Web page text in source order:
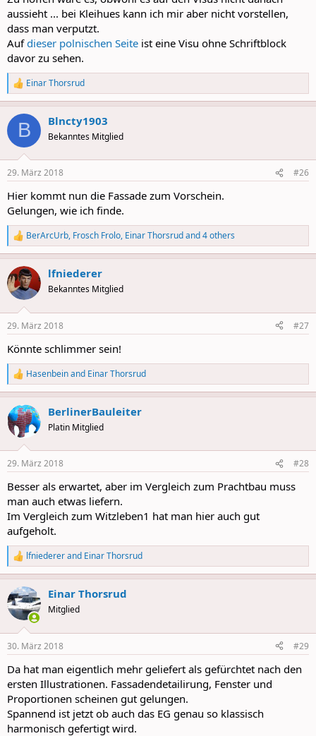
aussieht ... bei Kleihues kann ich mir aber nicht vorstellen,
dass man verputzt.
Aufdieser polnischen Seite ist eine Visu ohne Schriftblock
davor zu sehen.
R
e
a
c
i
s
Einar Thorsrud
B Blncty1903
Bekanntes Mitglied
29. März 2018 #26
Hier kommt nun die Fassade zum Vorschein.
Gelungen, wie ich finde.
R
e
a
c
t
i
s
BerArcUrb, Frosch Frolo, Einar Thorsrudand 4 others
lfniederer
Bekanntes Mitglied
29. März 2018 #27
Könnte schlimmer sein!
R
e
a
c
t
i
s
Hasenbeinand Einar Thorsrud
BerlinerBauleiter
Platin Mitglied
29. März 2018 #28
Besser als erwartet, aber im Vergleich zum Prachtbau muss
man auch etwas liefern.
Im Vergleich zum Witzleben1 hat man hier auch gut
aufgeholt.
R
e
a
c
t
i
s
lfniedererand Einar Thorsrud
Einar Thorsrud
Mitglied
30. März 2018 #29
Da hat man eigentlich mehr geliefert als gefürchtet nach den
ersten Illustrationen. Fassadendetailirung, Fenster und
Proportionen scheinen gut gelungen.
Spannend ist jetzt ob auch das EG genau so klassisch
harmonisch gefertigt wird.